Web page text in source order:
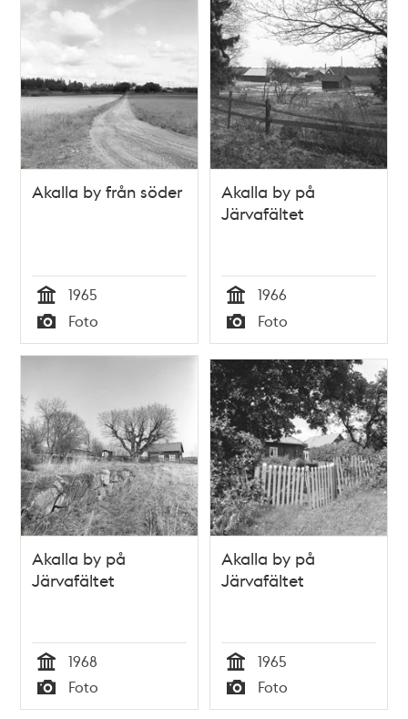
teman
Akalla by från söder
Tid
1965
Typ
Foto
Akalla by på
Järvafältet
Tid
1966
Typ
Foto
Akalla by på
Järvafältet
Tid
1968
Typ
Foto
Akalla by på
Järvafältet
Tid
1965
Typ
Foto